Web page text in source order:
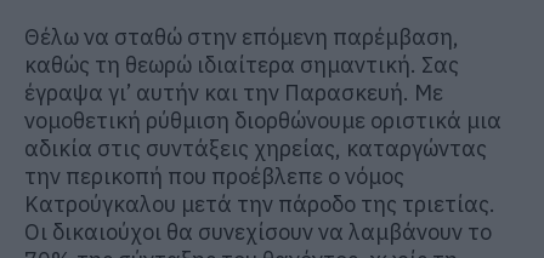
Θέλω να σταθώ στην επόμενη παρέμβαση,
καθώς τη θεωρώ ιδιαίτερα σημαντική. Σας
έγραψα γι’ αυτήν και την Παρασκευή. Με
νομοθετική ρύθμιση διορθώνουμε οριστικά μια
αδικία στις συντάξεις χηρείας, καταργώντας
την περικοπή που προέβλεπε ο νόμος
Κατρούγκαλου μετά την πάροδο της τριετίας.
Οι δικαιούχοι θα συνεχίσουν να λαμβάνουν το